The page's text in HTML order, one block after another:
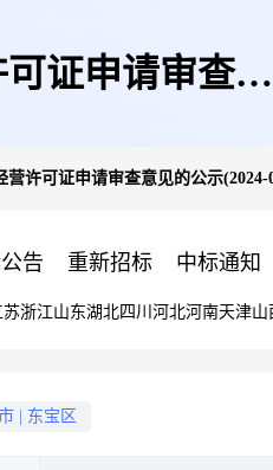
证申请审查意
营许可证申请审查意见的公示(2024-
告 重新招标 中标通知
苏浙江山东湖北四川 河北河南天津山
东宝区